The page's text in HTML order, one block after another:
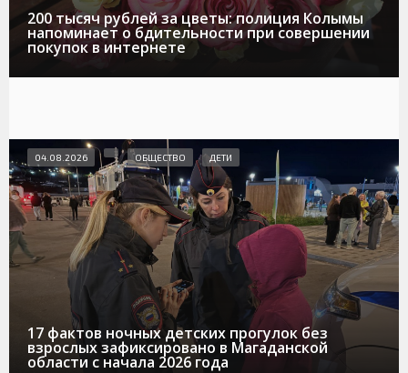
200 тысяч рублей за цветы: полиция Колымы
напоминает о бдительности при совершении
покупок в интернете
17 фактов ночных детских прогулок без
взрослых зафиксировано в Магаданской
области с начала 2026 года
04.08.2026 ОБЩЕСТВО ДЕТИ